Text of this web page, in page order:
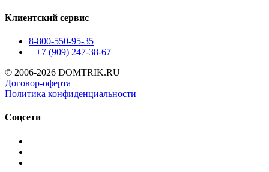
Клиентский сервис
8-800-550-95-35
+7 (909) 247-38-67
© 2006-2026 DOMTRIK.RU
Договор-оферта
Политика конфиденциальности
Соцсети